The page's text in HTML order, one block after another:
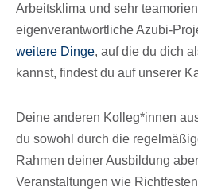
Arbeits­klima und sehr
eigen­ver­ant­wort­li­che Azubi-
weitere Dinge, auf die du dich
kannst, findest du auf unse­rer
Deine ande­ren Kolleg*innen
du sowohl durch die
Rahmen deiner Ausbil­dung
Veran­stal­tun­gen wie